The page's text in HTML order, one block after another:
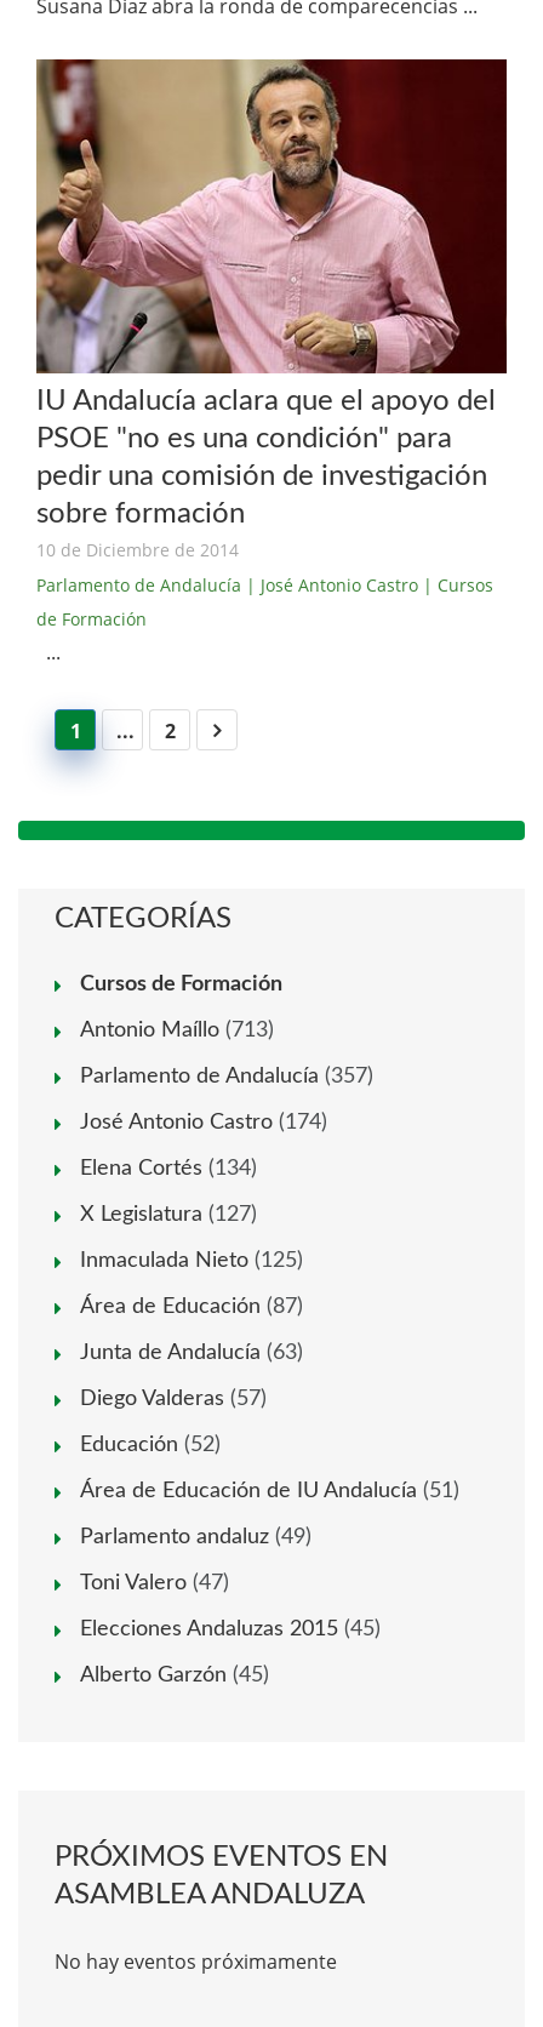
Susana Díaz abra la ronda de comparecencias ...
IU Andalucía aclara que el apoyo del
PSOE "no es una condición" para
pedir una comisión de investigación
sobre formación
10 de Diciembre de 2014
Parlamento de Andalucía | José Antonio Castro | Cursos
de Formación
...
1 ... 2
CATEGORÍAS
Cursos de Formación
Antonio Maíllo (713)
Parlamento de Andalucía (357)
José Antonio Castro (174)
Elena Cortés (134)
X Legislatura (127)
Inmaculada Nieto (125)
Área de Educación (87)
Junta de Andalucía (63)
Diego Valderas (57)
Educación (52)
Área de Educación de IU Andalucía (51)
Parlamento andaluz (49)
Toni Valero (47)
Elecciones Andaluzas 2015 (45)
Alberto Garzón (45)
PRÓXIMOS EVENTOS EN
ASAMBLEA ANDALUZA
No hay eventos próximamente